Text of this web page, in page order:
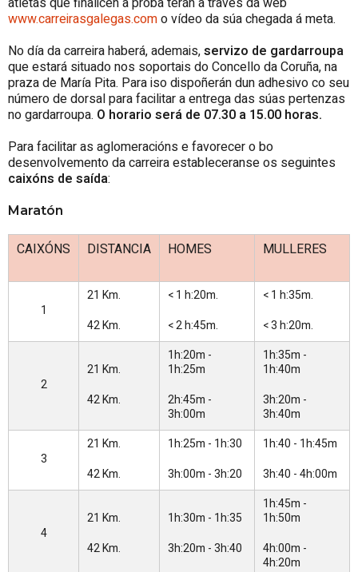
www.carreirasgalegas.como vídeo da súa chegada á meta.
No día da carreira haberá, ademais,servizo de gardarroupa
que estará situado nos soportais do Concello da Coruña, na
praza de María Pita. Para iso dispoñerán dun adhesivo co seu
número de dorsal para facilitar a entrega das súas pertenzas
no gardarroupa. O horario será de 07.30 a 15.00 horas.
Para facilitar as aglomeracións e favorecer o bo
desenvolvemento da carreira estableceranse os seguintes
caixóns de saída:
Maratón
CAIXÓNS DISTANCIA HOMES MULLERES
1
21 Km.
42 Km.
< 1 h:20m.
< 2 h:45m.
< 1 h:35m.
< 3 h:20m.
2
21 Km.
42 Km.
1h:20m -
1h:25m
2h:45m -
3h:00m
1h:35m -
1h:40m
3h:20m -
3h:40m
3
21 Km.
42 Km.
1h:25m - 1h:30
3h:00m - 3h:20
1h:40 - 1h:45m
3h:40 - 4h:00m
4
21 Km.
42 Km.
1h:30m - 1h:35
3h:20m - 3h:40
1h:45m -
1h:50m
4h:00m -
4h:20m